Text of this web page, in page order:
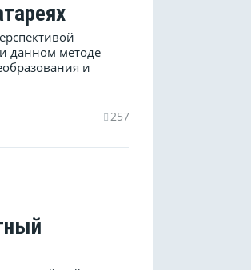
данном методе
и
257